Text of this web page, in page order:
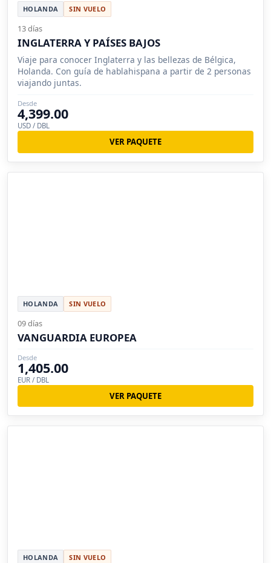
HOLANDA SIN VUELO
13 días
INGLATERRA Y PAÍSES BAJOS
Viaje para conocer Inglaterra y las bellezas de Bélgica,
Holanda. Con guía de hablahispana a partir de 2 personas
viajando juntas.
Desde
4,399.00
USD / DBL
VER PAQUETE
HOLANDA SIN VUELO
09 días
VANGUARDIA EUROPEA
Desde
1,405.00
EUR / DBL
VER PAQUETE
HOLANDA SIN VUELO